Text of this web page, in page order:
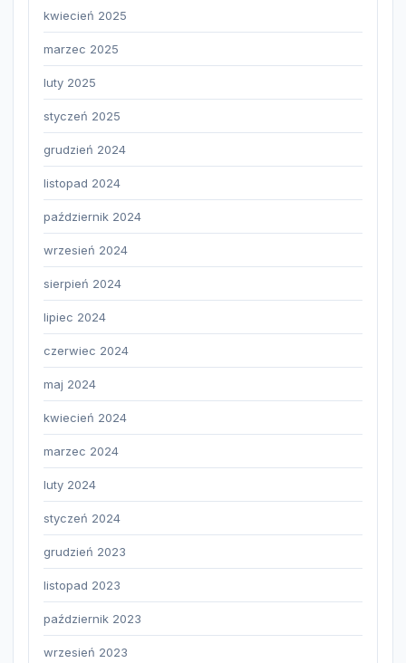
kwiecień 2025
marzec 2025
luty 2025
styczeń 2025
grudzień 2024
listopad 2024
październik 2024
wrzesień 2024
sierpień 2024
lipiec 2024
czerwiec 2024
maj 2024
kwiecień 2024
marzec 2024
luty 2024
styczeń 2024
grudzień 2023
listopad 2023
październik 2023
wrzesień 2023